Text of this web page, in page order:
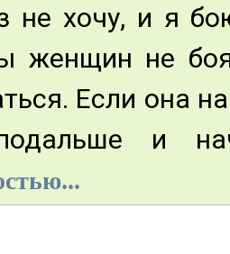
не хочу, и я
женщин не
Если она
и